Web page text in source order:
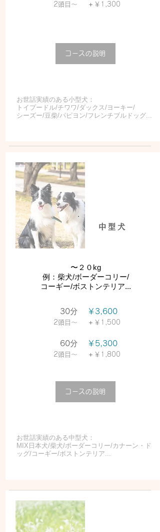
2頭目〜 ＋ ￥1,300
コースの説明
お世話実績のある小型犬：
トイプードル/チワワ/ダックス/ヨーキー/
シーズー/豆柴/パピヨン/フレンチブルドッグ...
中型犬
〜２０kg
例：柴犬/ボーダーコリー/
​コーギー/ボストンテリア...
30分
​2頭目〜
60分
2頭目〜
￥3,600
＋ ￥1,500
￥5,300
＋ ￥1,800
コースの説明
お世話実績のある中型犬：
MIX日本犬/柴犬/ボーダーコリー/カナーン・ド
ッグ/コーギー/ボストンテリア...